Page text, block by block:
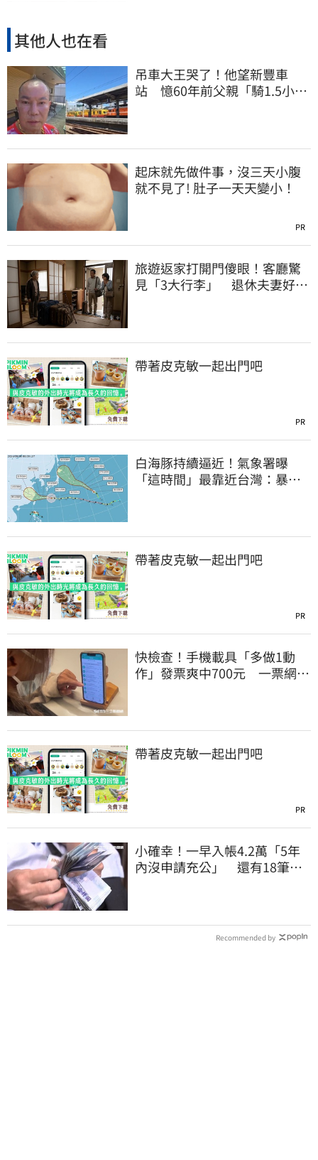
其他人也在看
吊車大王哭了！他望新豐車
站 憶60年前父親「騎1.5小時
起床就先做件事，沒三天小腹
就不見了! 肚子一天天變小！
PR
旅遊返家打開門傻眼！客廳驚
見「3大行李」 退休夫妻好心
帶著皮克敏一起出門吧
PR
白海豚持續逼近！氣象署曝
「這時間」最靠近台灣：暴風
帶著皮克敏一起出門吧
PR
快檢查！手機載具「多做1動
作」發票爽中700元 一票網照
帶著皮克敏一起出門吧
PR
小確幸！一早入帳4.2萬「5年
內沒申請充公」 還有18筆錢
Recommended by